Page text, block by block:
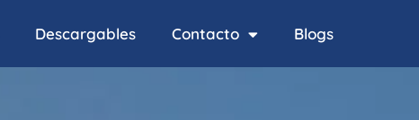
Descargables Contacto Blogs